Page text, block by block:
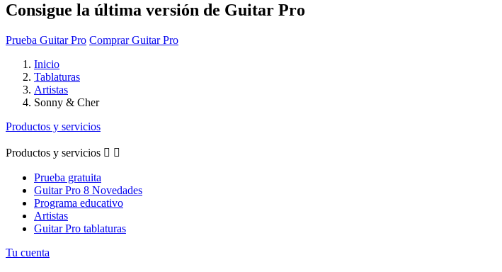
Consigue la última versión de Guitar Pro
Prueba Guitar Pro Comprar Guitar Pro
Inicio
Tablaturas
Artistas
Sonny & Cher
Productos y servicios
Productos y servicios  
Prueba gratuita
Guitar Pro 8 Novedades
Programa educativo
Artistas
Guitar Pro tablaturas
Tu cuenta